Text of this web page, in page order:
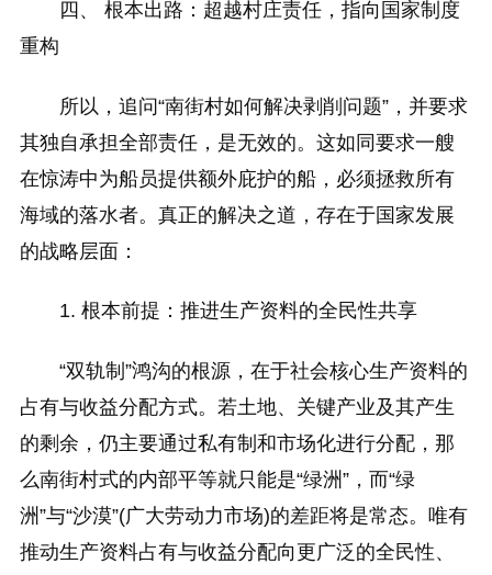
四、 根本出路：超越村庄责任，指向国家制度
重构
所以，追问“南街村如何解决剥削问题”，并要求
其独自承担全部责任，是无效的。这如同要求一艘
在惊涛中为船员提供额外庇护的船，必须拯救所有
海域的落水者。真正的解决之道，存在于国家发展
的战略层面：
1. 根本前提：推进生产资料的全民性共享
“双轨制”鸿沟的根源，在于社会核心生产资料的
占有与收益分配方式。若土地、关键产业及其产生
的剩余，仍主要通过私有制和市场化进行分配，那
么南街村式的内部平等就只能是“绿洲”，而“绿
洲”与“沙漠”(广大劳动力市场)的差距将是常态。唯有
推动生产资料占有与收益分配向更广泛的全民性、